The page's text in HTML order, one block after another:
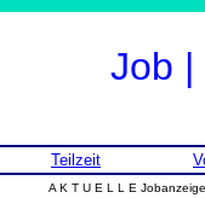
Job |
Teilzeit
A K T U E L L E